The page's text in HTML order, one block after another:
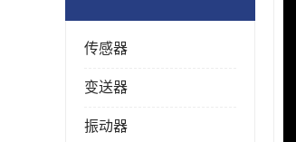
传感器
变送器
振动器